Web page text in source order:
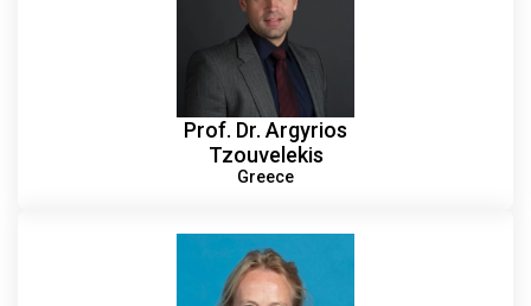
Prof. Dr. Argyrios
Tzouvelekis
Greece